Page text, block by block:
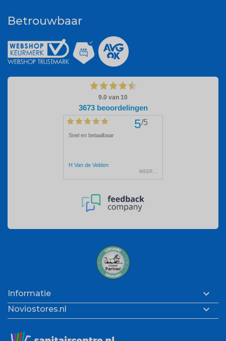
Betrouwbaar
Informatie 
Noviostores.nl 